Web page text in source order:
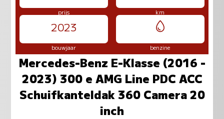
prijs km
2023
bouwjaar benzine
Mercedes-Benz E-Klasse (2016 -
2023) 300 e AMG Line PDC ACC
Schuifkanteldak 360 Camera 20
inch